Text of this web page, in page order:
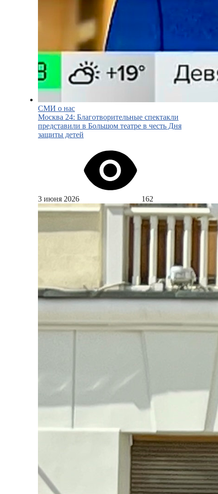
СМИ о нас
Москва 24: Благотворительные спектакли
представили в Большом театре в честь Дня
защиты детей
3 июня 2026 162